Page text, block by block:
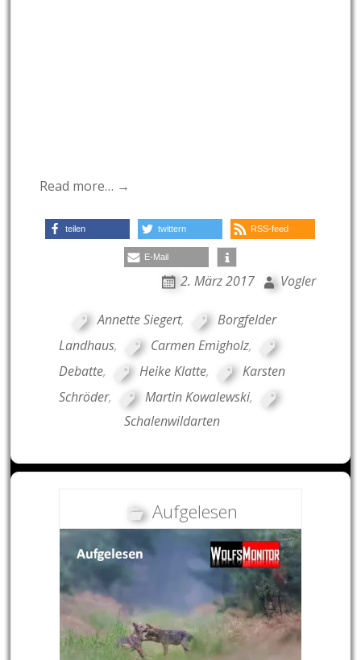
Read more… →
teilen twittern RSS-feed
E-Mail
2. März 2017 Vogler
Annette Siegert,
Borgfelder
Landhaus, Carmen Emigholz,
Debatte, Heike Klatte,
Karsten
Schröder, Martin Kowalewski,
Schalenwildarten
Aufgelesen